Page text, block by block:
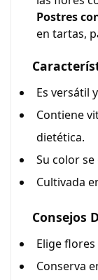
Postres
en tartas,
Es versátil
Contiene
dietética.
Su color
Cultivada
Consejos
Elige
Conserva